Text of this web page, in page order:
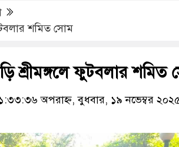
শমিত সোম
শ্রীমঙ্গলে ফুটবলার শমিত
অপরাহ্ন, বুধবার, ১৯ নভেম্বর